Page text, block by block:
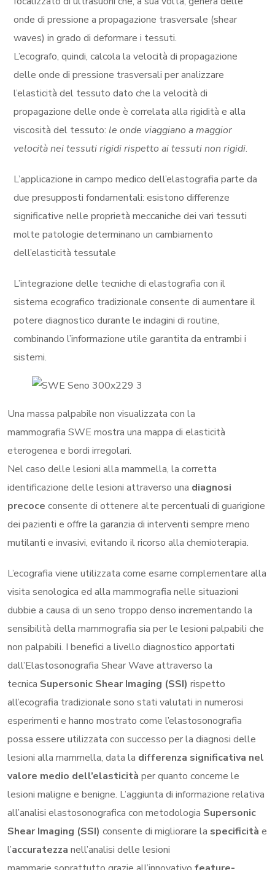
onde di pressione a propagazione trasversale (shear
waves) in grado di deformare i tessuti.
L’ecografo, quindi, calcola la velocità di propagazione
delle onde di pressione trasversali per analizzare
l’elasticità del tessuto dato che la velocità di
propagazione delle onde è correlata alla rigidità e alla
viscosità del tessuto: le onde viaggiano a maggior
velocità nei tessuti rigidi rispetto ai tessuti non rigidi.
L’applicazione in campo medico dell’elastografia parte da
due presupposti fondamentali: esistono differenze
significative nelle proprietà meccaniche dei vari tessuti
molte patologie determinano un cambiamento
dell’elasticità tessutale
L’integrazione delle tecniche di elastografia con il
sistema ecografico tradizionale consente di aumentare il
potere diagnostico durante le indagini di routine,
combinando l’informazione utile garantita da entrambi i
sistemi.
Una massa palpabile non visualizzata con la
mammografia SWE mostra una mappa di elasticità
eterogenea e bordi irregolari.
Nel caso delle lesioni alla mammella, la corretta
identificazione delle lesioni attraverso una diagnosi
precoce consente di ottenere alte percentuali di guarigione
dei pazienti e offre la garanzia di interventi sempre meno
mutilanti e invasivi, evitando il ricorso alla chemioterapia.
L’ecografia viene utilizzata come esame complementare alla
visita senologica ed alla mammografia nelle situazioni
dubbie a causa di un seno troppo denso incrementando la
sensibilità della mammografia sia per le lesioni palpabili che
non palpabili. I benefici a livello diagnostico apportati
dall’Elastosonografia Shear Wave attraverso la
tecnica Supersonic Shear Imaging (SSI) rispetto
all’ecografia tradizionale sono stati valutati in numerosi
esperimenti e hanno mostrato come l’elastosonografia
possa essere utilizzata con successo per la diagnosi delle
lesioni alla mammella, data la differenza significativa nel
valore medio dell’elasticità per quanto concerne le
lesioni maligne e benigne. L’aggiunta di informazione relativa
all’analisi elastosonografica con metodologia Supersonic
Shear Imaging (SSI) consente di migliorare la specificità e
l’accuratezza nell’analisi delle lesioni